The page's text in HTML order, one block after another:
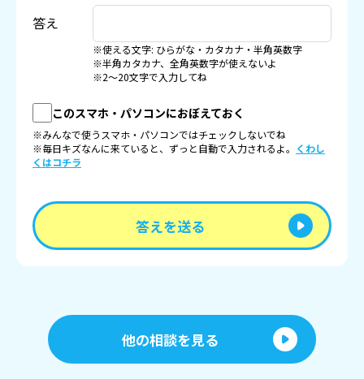
答え
※使える文字: ひらがな・カタカナ・半角英数字
※半角カタカナ、全角英数字が使えないよ
※2〜20文字で入力してね
このスマホ・パソコンにおぼえておく
※みんなで使うスマホ・パソコンではチェックしないでね
※毎日キズなんに来ていると、ずっと自動で入力されるよ。 くわし
くはコチラ
答えを送る
他の相談を見る